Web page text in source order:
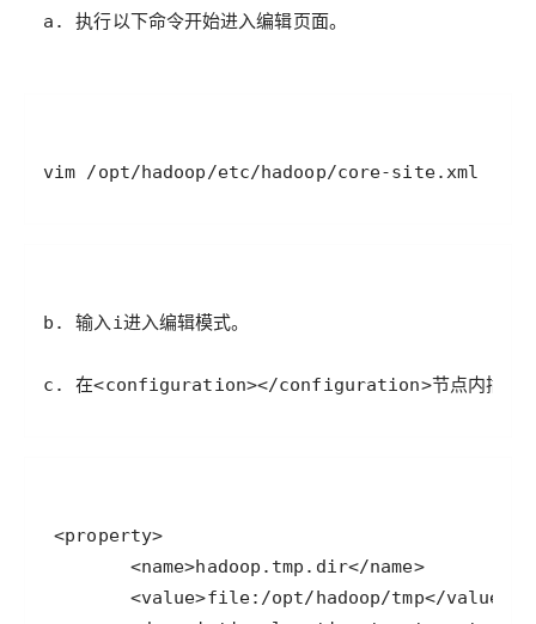
a. 执行以下命令开始进入编辑页面。
        <name>hadoop.tmp.dir</name>